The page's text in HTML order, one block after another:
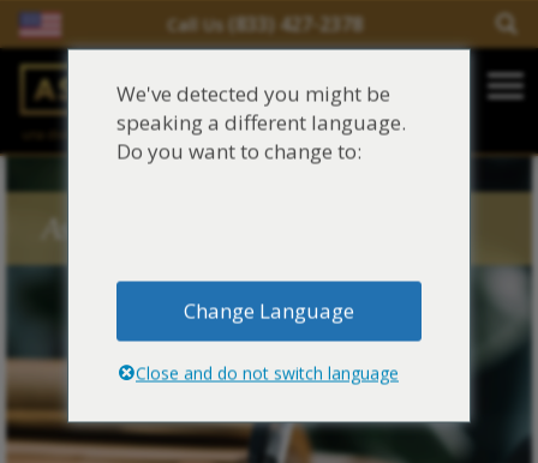
Call Us (833) 427-2378
Salir del contenido
Main Navigation
Justinian C. Lane, Esq. – PLLC
Reclamaciones de asbesto/mesotelioma
Fuentes de exposición al asbesto
Síntomas y tratamiento del asbesto
Centro de aprendizaje de asbesto
Blog de Asbestos
Asbestos Blog Tags
We've detected you might be
speaking a different language.
Do you want to change to:
Change Language
Close and do not switch language